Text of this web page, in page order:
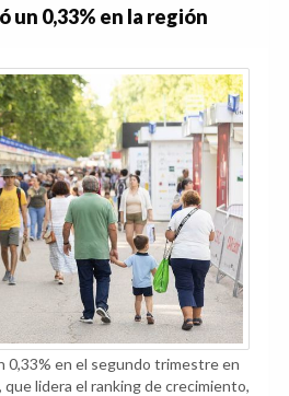
un 0,33% en la región
0,33% en el segundo trimestre en
que lidera el ranking de crecimiento,